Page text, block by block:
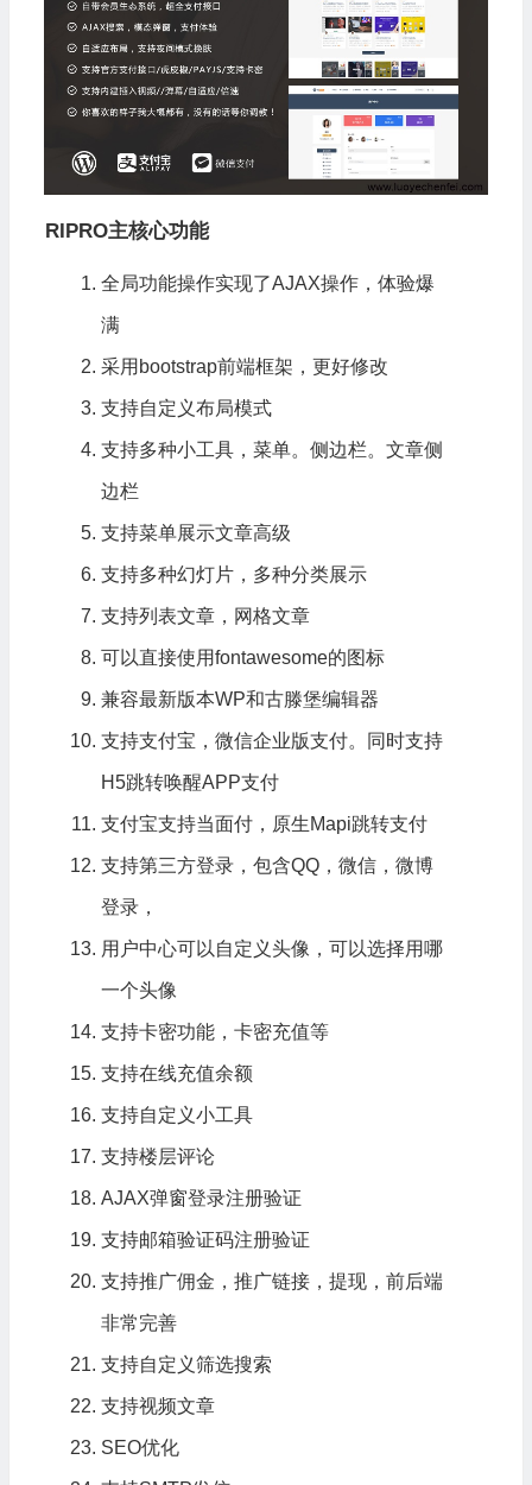
RIPRO主核心功能
全局功能操作实现了AJAX操作，体验爆
满
采用bootstrap前端框架，更好修改
支持自定义布局模式
支持多种小工具，菜单。侧边栏。文章侧
边栏
支持菜单展示文章高级
支持多种幻灯片，多种分类展示
支持列表文章，网格文章
可以直接使用fontawesome的图标
兼容最新版本WP和古滕堡编辑器
支持支付宝，微信企业版支付。同时支持
H5跳转唤醒APP支付
支付宝支持当面付，原生Mapi跳转支付
支持第三方登录，包含QQ，微信，微博
登录，
用户中心可以自定义头像，可以选择用哪
一个头像
支持卡密功能，卡密充值等
支持在线充值余额
支持自定义小工具
支持楼层评论
AJAX弹窗登录注册验证
支持邮箱验证码注册验证
支持推广佣金，推广链接，提现，前后端
非常完善
支持自定义筛选搜索
支持视频文章
SEO优化